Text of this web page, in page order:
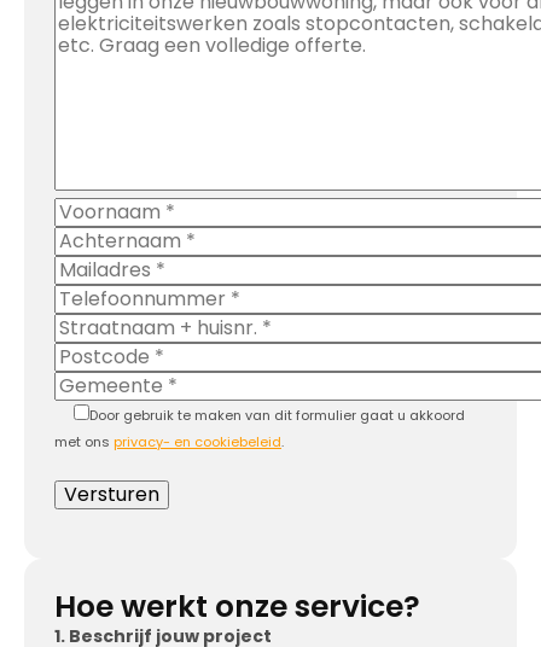
Door gebruik te maken van dit formulier gaat u akkoord
met ons privacy- en cookiebeleid.
Hoe werkt onze service?
1. Beschrijf jouw project